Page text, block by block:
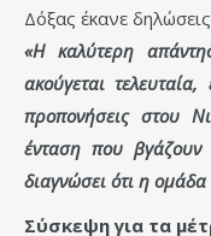
Δόξας έκανε
«Η καλύτερη
ακούγεται
προπονήσεις στου
ένταση που
διαγνώσει ότι η ομάδα
Σύσκεψη για τα